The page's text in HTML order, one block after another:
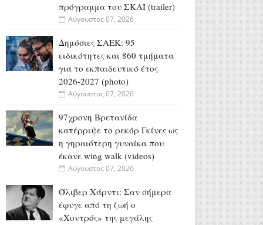
πρόγραμμα του ΣΚΑΪ (trailer)
Αύγουστος 07, 2026
Δημόσιες ΣΑΕΚ: 95
ειδικότητες και 860 τμήματα
για το εκπαιδευτικό έτος
2026-2027 (photo)
Αύγουστος 07, 2026
97χρονη Βρετανίδα
κατέρριψε το ρεκόρ Γκίνες ως
η γηραιότερη γυναίκα που
έκανε wing walk (videos)
Αύγουστος 07, 2026
Όλιβερ Χάρντι: Σαν σήμερα
έφυγε από τη ζωή ο
«Χοντρός» της μεγάλης